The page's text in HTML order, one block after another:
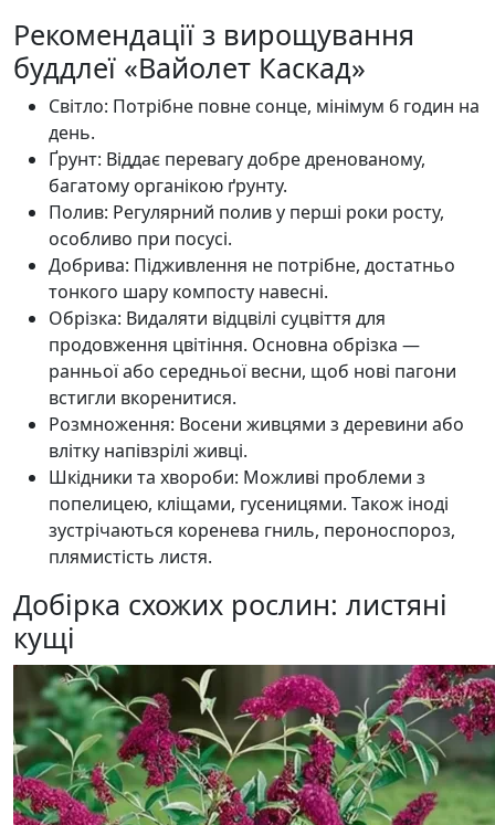
Рекомендації з вирощування
буддлеї «Вайолет Каскад»
Світло: Потрібне повне сонце, мінімум 6 годин на
день.
Ґрунт: Віддає перевагу добре дренованому,
багатому органікою ґрунту.
Полив: Регулярний полив у перші роки росту,
особливо при посусі.
Добрива: Підживлення не потрібне, достатньо
тонкого шару компосту навесні.
Обрізка: Видаляти відцвілі суцвіття для
продовження цвітіння. Основна обрізка —
ранньої або середньої весни, щоб нові пагони
встигли вкоренитися.
Розмноження: Восени живцями з деревини або
влітку напівзрілі живці.
Шкідники та хвороби: Можливі проблеми з
попелицею, кліщами, гусеницями. Також іноді
зустрічаються коренева гниль, пероноспороз,
плямистість листя.
Добірка схожих рослин: листяні
кущі